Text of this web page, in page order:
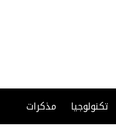
تكنولوجيا مذكرات